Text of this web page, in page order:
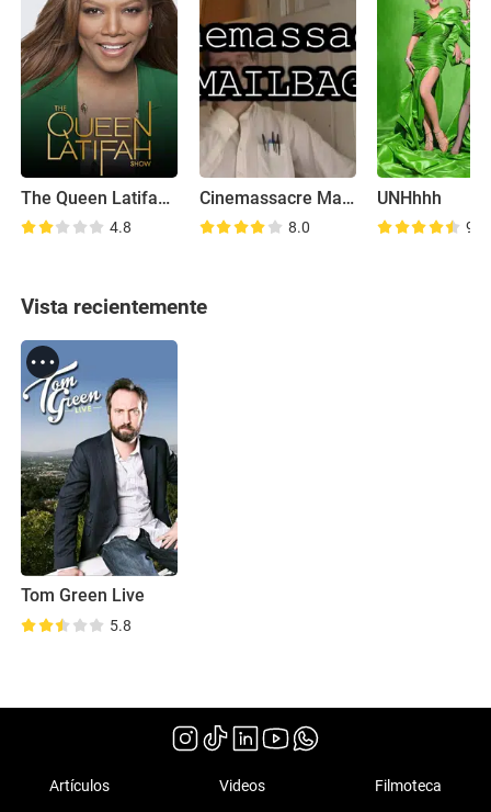
The Queen Latifah Show
4.8
Cinemassacre Mailbag
8.0
UNHhhh
9.1
Vista recientemente
Tom Green Live
5.8
Artículos Videos Filmoteca